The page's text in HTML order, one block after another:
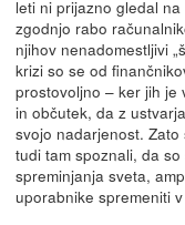
leti ni prijazno gledal
zgodnjo rabo
njihov nenadomestljivi
krizi so se od
prostovoljno – ker jih je
in občutek, da z
svojo nadarjenost.
tudi tam spoznali, da
spreminjanja sveta,
uporabnike spremeniti